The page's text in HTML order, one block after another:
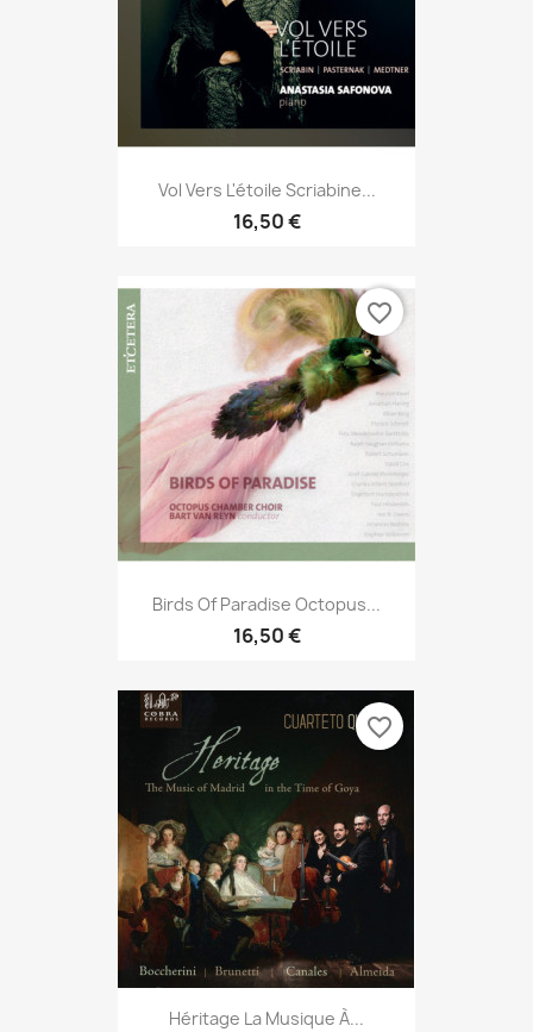
Vol Vers L'étoile Scriabine...
16,50 €
Birds Of Paradise Octopus...
16,50 €
favorite_border
Héritage La Musique À...
favorite_border